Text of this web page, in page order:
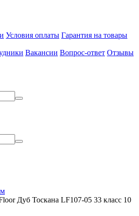
Условия оплаты Гарантия на товары
Вакансии Вопрос-ответ Отзывы
Дуб Тоскана LF107-05 33 класс 10